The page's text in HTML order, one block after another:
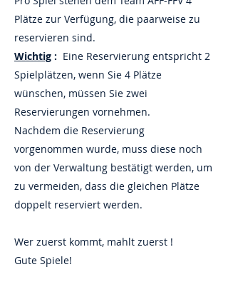
Plätze zur Verfügung, die paarweise zu
reservieren sind.
Wichtig : Eine Reservierung entspricht 2
Spielplätzen, wenn Sie 4 Plätze
wünschen, müssen Sie zwei
Reservierungen vornehmen.
Nachdem die Reservierung
vorgenommen wurde, muss diese noch
von der Verwaltung bestätigt werden, um
zu vermeiden, dass die gleichen Plätze
doppelt reserviert werden.
Wer zuerst kommt, mahlt zuerst !
Gute Spiele!